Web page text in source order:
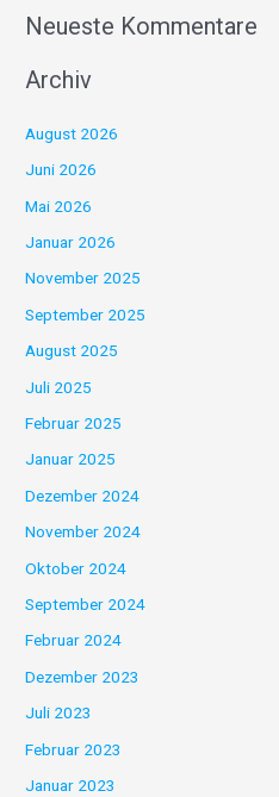
Neueste Kommentare
Archiv
August 2026
Juni 2026
Mai 2026
Januar 2026
November 2025
September 2025
August 2025
Juli 2025
Februar 2025
Januar 2025
Dezember 2024
November 2024
Oktober 2024
September 2024
Februar 2024
Dezember 2023
Juli 2023
Februar 2023
Januar 2023